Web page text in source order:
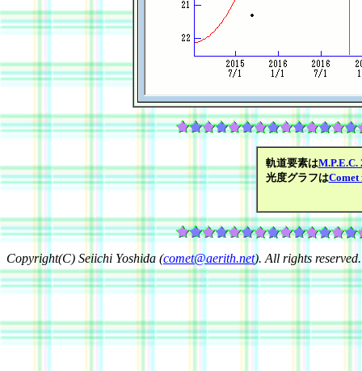
軌道要素はM.P.E.C.
光度グラフはComet
Copyright(C) Seiichi Yoshida (comet@aerith.net). All rights reserved.